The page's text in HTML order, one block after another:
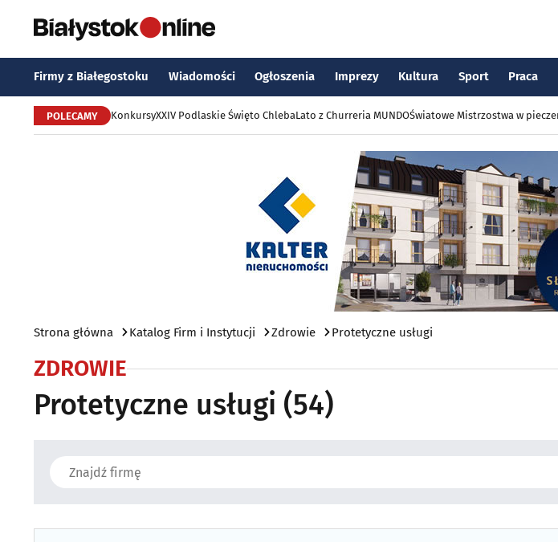
Firmy z Białegostoku Wiadomości Ogłoszenia Imprezy Kultura Sport Praca
POLECAMY KonkursyXXIV Podlaskie Święto ChlebaLato z Churreria MUNDOŚwiatowe Mistrzostwa w
Strona główna Katalog Firm i Instytucji Zdrowie Protetyczne usługi
ZDROWIE
Protetyczne usługi (54)